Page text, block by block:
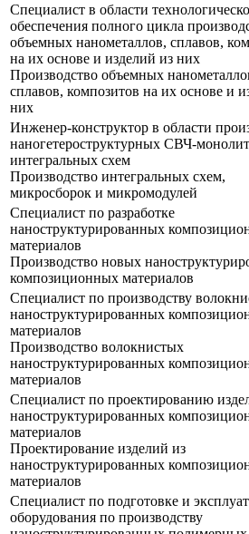
Специалист в области
обеспечения полного цикла
объемных нанометаллов, сплавов,
на их основе и изделий из них
Производство объемных
сплавов, композитов на их основе и
них
Инженер-конструктор в области
наногетероструктурных СВЧ-
интегральных схем
Производство интегральных схем,
микросборок и микромодулей
Специалист по разработке
наноструктурированных
материалов
Производство новых
композиционных материалов
Специалист по производству
наноструктурированных
материалов
Производство волокнистых
наноструктурированных
материалов
Специалист по проектированию
наноструктурированных
материалов
Проектирование изделий из
наноструктурированных
материалов
Специалист по подготовке и
оборудования по производству